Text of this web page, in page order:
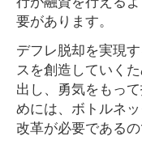
要があります。
デフレ脱却を実現
スを創造していく
出し、勇気をもっ
めには、ボトルネ
改革が必要であるの